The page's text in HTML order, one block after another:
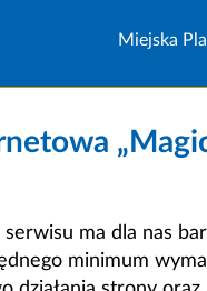
Miejska
ma dla nas
minimum